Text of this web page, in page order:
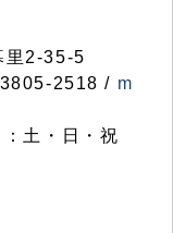
里2-35-5
2518 / m
土・日・祝